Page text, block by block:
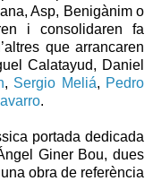
Asp, Benigànim o
i consolidaren fa
’altres que arrancaren
Calatayud, Daniel
, Sergio Meliá, Pedro
.
portada dedicada
Giner Bou, dues
obra de referència